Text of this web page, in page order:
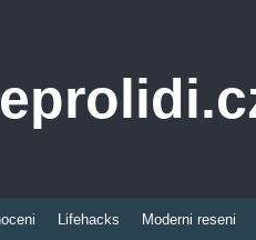
Lifehacks Moderni reseni